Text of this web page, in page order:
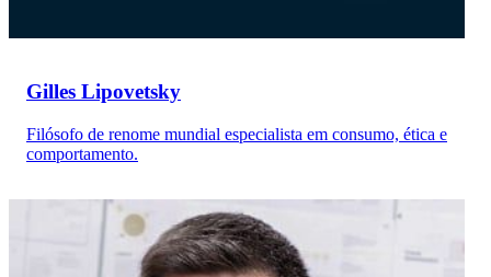
Gilles Lipovetsky
Filósofo de renome mundial especialista em consumo, ética e
comportamento.